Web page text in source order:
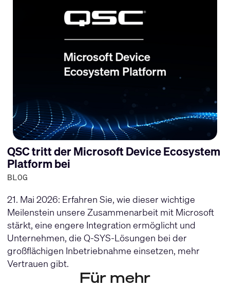
QSC tritt der Microsoft Device Ecosystem
Platform bei
BLOG
21. Mai 2026: Erfahren Sie, wie dieser wichtige
Meilenstein unsere Zusammenarbeit mit Microsoft
stärkt, eine engere Integration ermöglicht und
Unternehmen, die Q-SYS-Lösungen bei der
großflächigen Inbetriebnahme einsetzen, mehr
Vertrauen gibt.
Für mehr